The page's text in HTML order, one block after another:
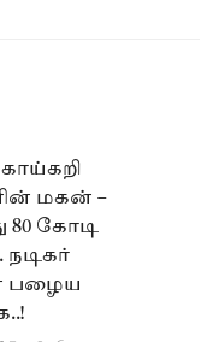
காய்கறி
மகன் –
கோடி
பழைய